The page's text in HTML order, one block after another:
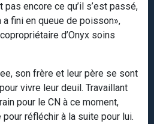
pas encore ce qu’il s’est passé,
a fini en queue de poisson»,
d’Onyx soins
son frère et leur père se sont
vivre leur deuil. Travaillant
pour le CN à ce moment,
réfléchir à la suite pour lui.